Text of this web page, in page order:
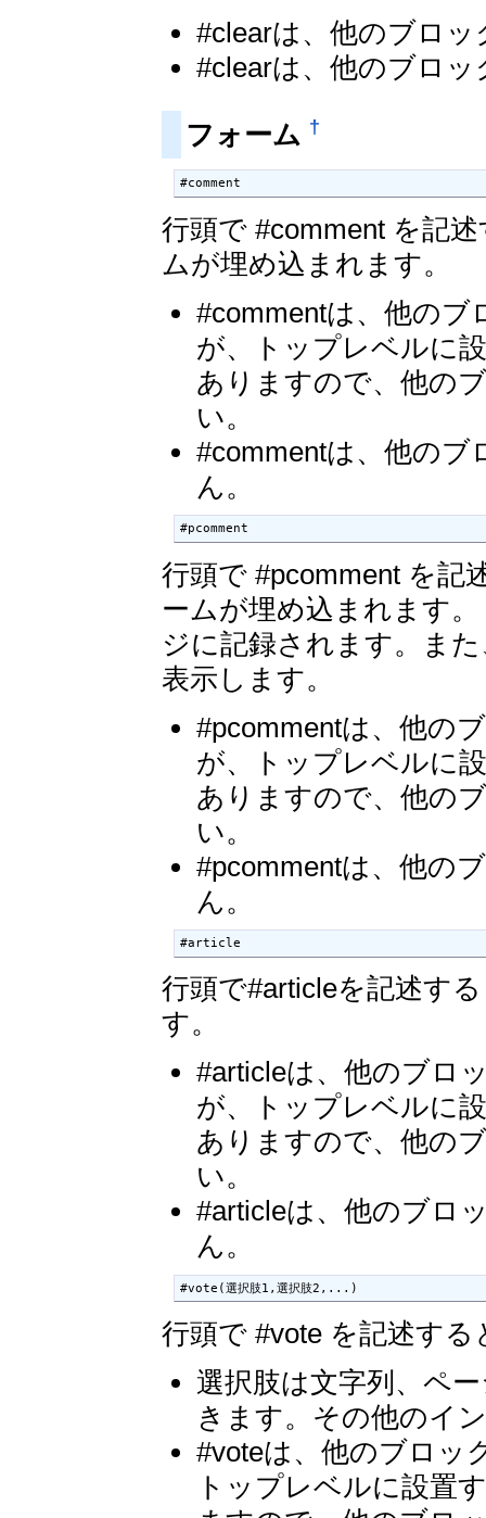
#clearは、他のブロ
#clearは、他のブロ
フォーム †
#comment
行頭で #comment を記
ムが埋め込まれます。
#commentは、他の
が、トップレベルに
ありますので、他の
い。
#commentは、他の
ん。
#pcomment
行頭で #pcomment を記
ームが埋め込まれます
ジに記録されます。ま
表示します。
#pcommentは、他の
が、トップレベルに
ありますので、他の
い。
#pcommentは、他の
ん。
#article
行頭で#articleを記述す
す。
#articleは、他のブロ
が、トップレベルに
ありますので、他の
い。
#articleは、他のブロ
ん。
#vote(選択肢1,選択肢2,...)
行頭で #vote を記述す
選択肢は文字列、ペ
きます。その他のイ
#voteは、他のブロッ
トップレベルに設置